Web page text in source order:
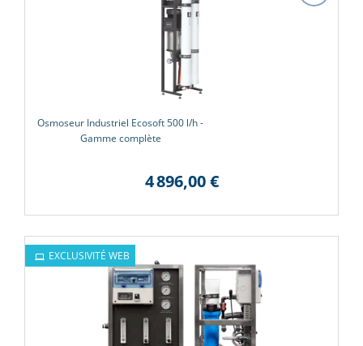
Osmoseur Industriel Ecosoft 500 l/h -
Gamme complète
4 896,00 €
EXCLUSIVITÉ WEB